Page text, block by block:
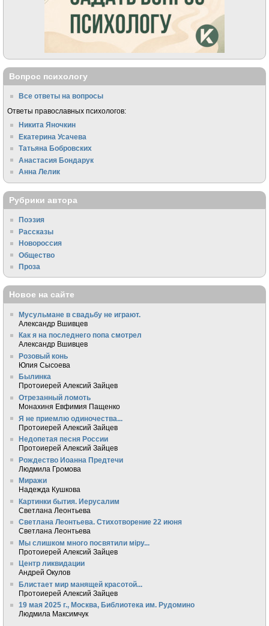
Вопрос психологу
Все ответы на вопросы
Ответы православных психологов:
Никита Яночкин
Екатерина Усачева
Татьяна Бобровских
Анастасия Бондарук
Анна Лелик
Рубрики автора
Поэзия
Рассказы
Новороссия
Общество
Проза
Новое на сайте
Мусульмане в свадьбу не играют.
Александр Вшивцев
Как я на последнего попа смотрел
Александр Вшивцев
Розовый конь
Юлия Сысоева
Былинка
Протоиерей Алексий Зайцев
Отрезанный ломоть
Монахиня Евфимия Пащенко
Я не приемлю одиночества...
Протоиерей Алексий Зайцев
Недопетая песня России
Протоиерей Алексий Зайцев
Рождество Иоанна Предтечи
Людмила Громова
Миражи
Надежда Кушкова
Картинки бытия. Иерусалим
Светлана Леонтьева
Светлана Леонтьева. Стихотворение 22 июня
Светлана Леонтьева
Мы слишком много посвятили мiру...
Протоиерей Алексий Зайцев
Центр ликвидации
Андрей Окулов
Блистает мир манящей красотой...
Протоиерей Алексий Зайцев
19 мая 2025 г., Москва, Библиотека им. Рудомино
Людмила Максимчук